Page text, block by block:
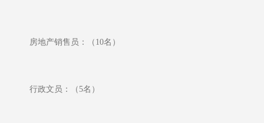
房地产销售员：（10名）
行政文员：（5名）